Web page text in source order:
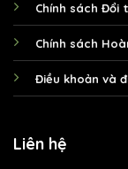
Chính sách Đổi
Chính sách
Điều khoản và
Liên hệ